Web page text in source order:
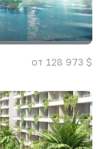
от 128 973 $